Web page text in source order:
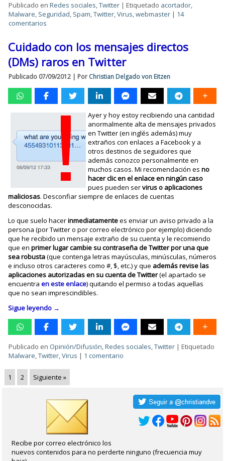
Publicado en Redes sociales,Twitter |Etiquetado acortador,
Malware, Seguridad, Spam,Twitter,Virus,webmaster | 14
comentarios
Cuidado con los mensajes directos
(DMs) raros en Twitter
Publicado 07/09/2012 | Por Christian Delgado von Eitzen
Ayer y hoy estoy recibiendo una cantidad
anormalmente alta de mensajes privados
en Twitter (en inglés además) muy
extraños con enlaces a Facebook y a
otros destinos de seguidores que
además conozco personalmente en
muchos casos. Mi recomendación es no
hacer clic en el enlace en ningún caso
pues pueden servirus o aplicaciones
maliciosas. Desconfiar siempre de enlaces de cuentas
desconocidas.
Lo que suelo hacerinmediatamentees enviar un aviso privado a la
persona (por Twitter o por correo electrónico por ejemplo) diciendo
que he recibido un mensaje extraño de su cuenta y le recomiendo
que enprimer lugar cambie su contraseña de Twitter por una que
sea robusta(que contenga letras mayúsculas, minúsculas, números
e incluso otros caracteres como #, $, etc.) y que además revise las
aplicaciones autorizadas en su cuenta de Twitter(el apartado se
encuentraen este enlace) quitando el permiso a todas aquellas
que no sean imprescindibles.
Sigue leyendo →
Publicado en Opinión/Difusión,Redes sociales,Twitter |Etiquetado
Malware,Twitter,Virus | 1 comentario
1 2 Siguiente »
Recibe por correo electrónico los
nuevos contenidos para no perderte ninguno (frecuencia muy